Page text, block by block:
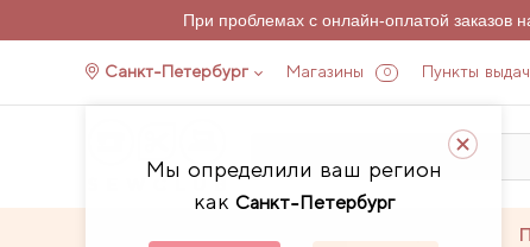
При проблемах с онлайн-оплатой заказов
Санкт-Петербург Магазины 0 Пункты
Мы определили ваш регион
как Санкт-Петербург